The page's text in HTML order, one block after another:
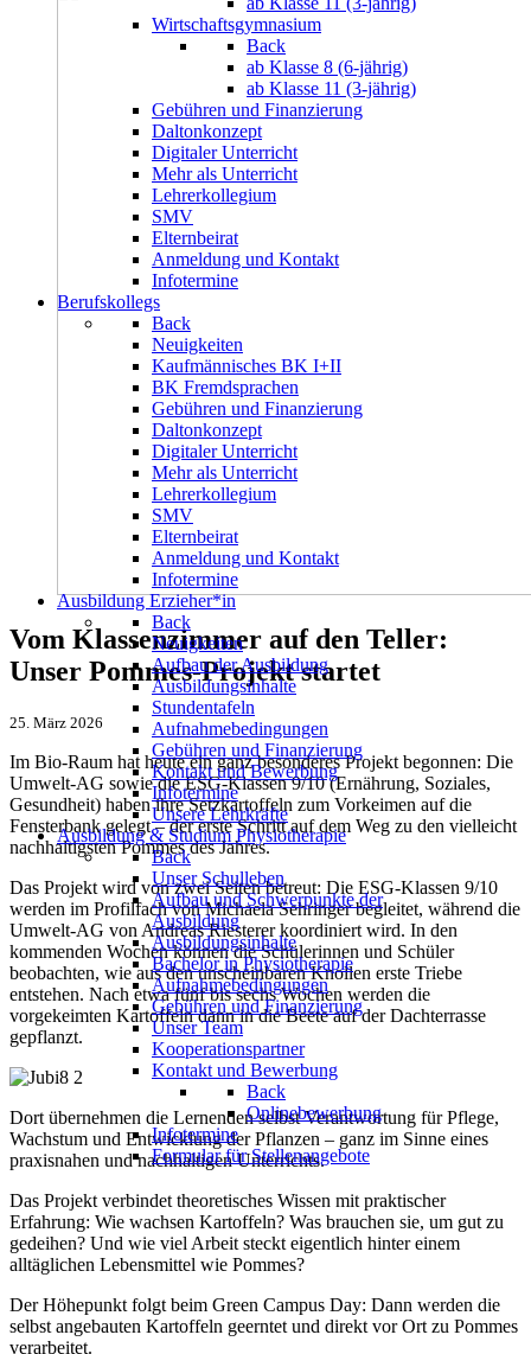
Wirtschaftsgymnasium
Back
ab Klasse 8 (6-jährig)
ab Klasse 11 (3-jährig)
Gebühren und Finanzierung
Daltonkonzept
Digitaler Unterricht
Mehr als Unterricht
Lehrerkollegium
SMV
Elternbeirat
Anmeldung und Kontakt
Infotermine
Berufskollegs
Back
Neuigkeiten
Kaufmännisches BK I+II
BK Fremdsprachen
Gebühren und Finanzierung
Daltonkonzept
Digitaler Unterricht
Mehr als Unterricht
Lehrerkollegium
SMV
Elternbeirat
Anmeldung und Kontakt
Infotermine
Ausbildung Erzieher*in
Back
Neuigkeiten
Aufbau der Ausbildung
Ausbildungsinhalte
Stundentafeln
Aufnahmebedingungen
Gebühren und Finanzierung
Kontakt und Bewerbung
Infotermine
Unsere Lehrkräfte
Ausbildung & Studium Physiotherapie
Back
Unser Schulleben
Aufbau und Schwerpunkte der
Ausbildung
Ausbildungsinhalte
Bachelor in Physiotherapie
Aufnahmebedingungen
Gebühren und Finanzierung
Unser Team
Kooperationspartner
Kontakt und Bewerbung
Back
Onlinebewerbung
Infotermine
Formular für Stellenangebote
Vom Klassenzimmer auf den Teller:
Unser Pommes-Projekt startet
25. März 2026
Im Bio-Raum hat heute ein ganz besonderes Projekt begonnen: Die
Umwelt-AG sowie die ESG-Klassen 9/10 (Ernährung, Soziales,
Gesundheit) haben ihre Setzkartoffeln zum Vorkeimen auf die
Fensterbank gelegt – der erste Schritt auf dem Weg zu den vielleicht
nachhaltigsten Pommes des Jahres.
Das Projekt wird von zwei Seiten betreut: Die ESG-Klassen 9/10
werden im Profilfach von Michaela Sehringer begleitet, während die
Umwelt-AG von Andreas Riesterer koordiniert wird. In den
kommenden Wochen können die Schülerinnen und Schüler
beobachten, wie aus den unscheinbaren Knollen erste Triebe
entstehen. Nach etwa fünf bis sechs Wochen werden die
vorgekeimten Kartoffeln dann in die Beete auf der Dachterrasse
gepflanzt.
Dort übernehmen die Lernenden selbst Verantwortung für Pflege,
Wachstum und Entwicklung der Pflanzen – ganz im Sinne eines
praxisnahen und nachhaltigen Unterrichts.
Das Projekt verbindet theoretisches Wissen mit praktischer
Erfahrung: Wie wachsen Kartoffeln? Was brauchen sie, um gut zu
gedeihen? Und wie viel Arbeit steckt eigentlich hinter einem
alltäglichen Lebensmittel wie Pommes?
Der Höhepunkt folgt beim Green Campus Day: Dann werden die
selbst angebauten Kartoffeln geerntet und direkt vor Ort zu Pommes
verarbeitet.